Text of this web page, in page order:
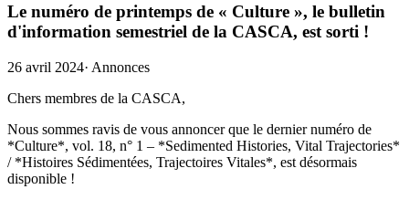
Le numéro de printemps de « Culture », le bulletin
d'information semestriel de la CASCA, est sorti !
26 avril 2024· Annonces
Chers membres de la CASCA,
Nous sommes ravis de vous annoncer que le dernier numéro de
*Culture*, vol. 18, n° 1 – *Sedimented Histories, Vital Trajectories*
/ *Histoires Sédimentées, Trajectoires Vitales*, est désormais
disponible !